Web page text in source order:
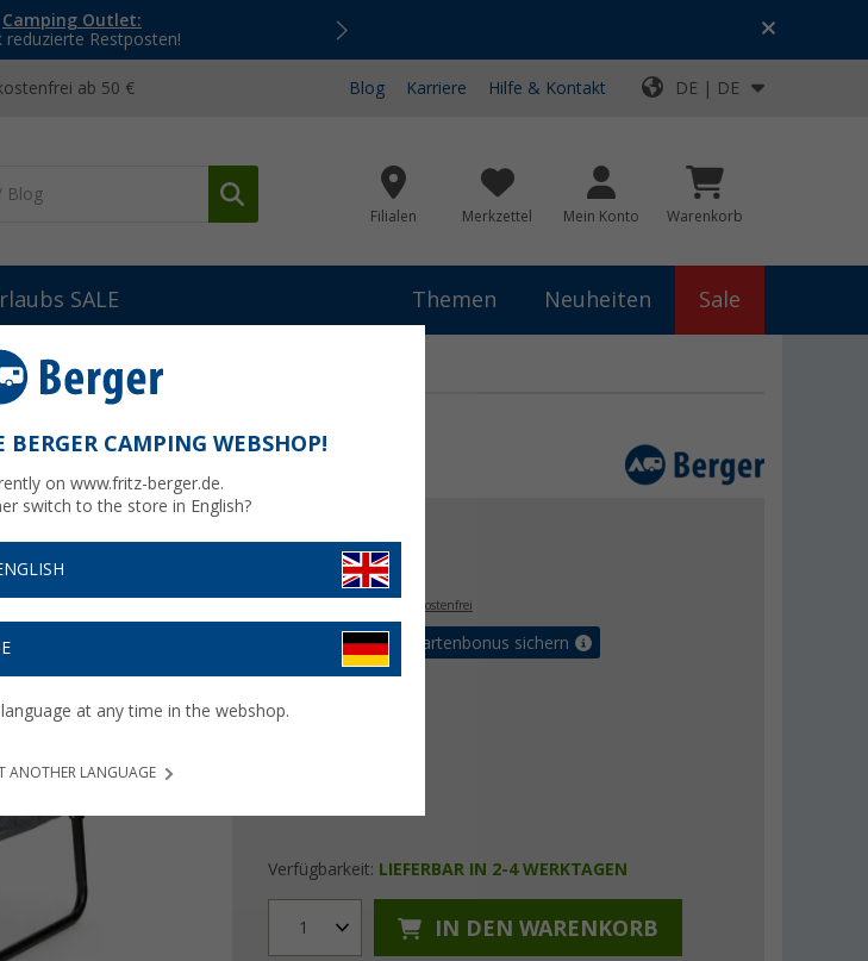
Camping Outlet:
reduzierte Restposten!
Top-Deals für dein Abenteuer!
ab 50 € Blog Karriere Hilfe & Kontakt DE | DE
Filialen Merkzettel Mein Konto Warenkorb
SALE Themen Neuheiten Sale
grau meliert
€
versandkostenfrei
Bis zu 5% Vorteilskartenbonus sichern
Verfügbarkeit: LIEFERBAR IN 2-4 WERKTAGEN
1 IN DEN WARENKORB
BERGER CAMPING WEBSHOP!
on www.fritz-berger.de.
switch to the store in English?
at any time in the webshop.
ANOTHER LANGUAGE